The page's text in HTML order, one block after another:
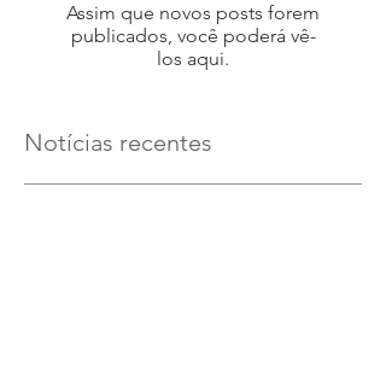
Assim que novos posts forem
publicados, você poderá vê-
los aqui.
Notícias recentes